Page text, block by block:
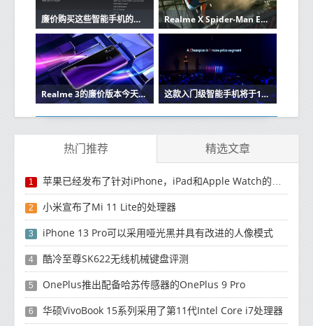
廉价购买这些智能手机的机会包括Realme 3 ProRealme 2 Realme X Spider-Man Edition将从今天开始在该国的特定线下商店推出
Realme 3的廉价版本今天将推出大电池 这款入门级智能手机将于12点在Flipkart和Realme网站上发售
热门推荐 精选文章
1 苹果已经发布了针对iPhone，iPad和Apple Watch的安全补丁更新
2 小米宣布了Mi 11 Lite的处理器
3 iPhone 13 Pro可以采用哑光黑并具有改进的人像模式
4 酷冷至尊SK622无线机械键盘评测
5 OnePlus推出配备哈苏传感器的OnePlus 9 Pro
6 华硕VivoBook 15系列采用了第11代Intel Core i7处理器